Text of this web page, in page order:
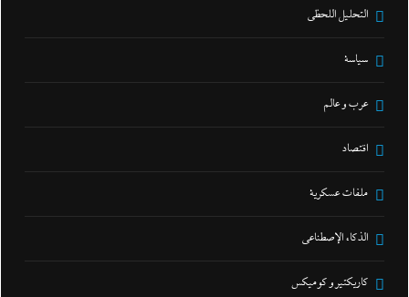
التحليل اللحظي
سياسة
عرب و عالم
اقتصاد
ملفات عسكرية
الذكاء الإصطناعي
كاريكتير و كوميكس